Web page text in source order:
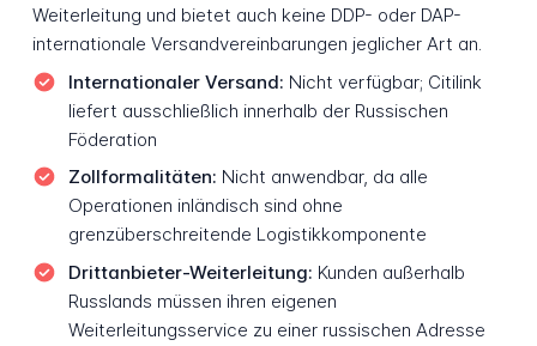
Weiterleitung und bietet auch keine DDP- oder DAP-
internationale Versandvereinbarungen jeglicher Art an.
Internationaler Versand: Nicht verfügbar; Citilink
liefert ausschließlich innerhalb der Russischen
Föderation
Zollformalitäten: Nicht anwendbar, da alle
Operationen inländisch sind ohne
grenzüberschreitende Logistikkomponente
Drittanbieter-Weiterleitung: Kunden außerhalb
Russlands müssen ihren eigenen
Weiterleitungsservice zu einer russischen Adresse